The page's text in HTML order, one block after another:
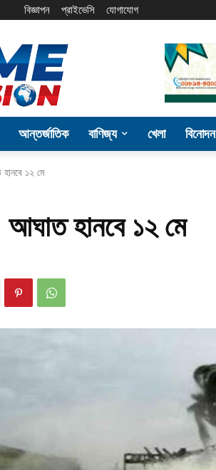
বিজ্ঞাপন প্রাইভেসি যোগাযোগ
আন্তর্জাতিক বাণিজ্য খেলা বিনোদন
১২ মে
আঘাত হানবে ১২ মে